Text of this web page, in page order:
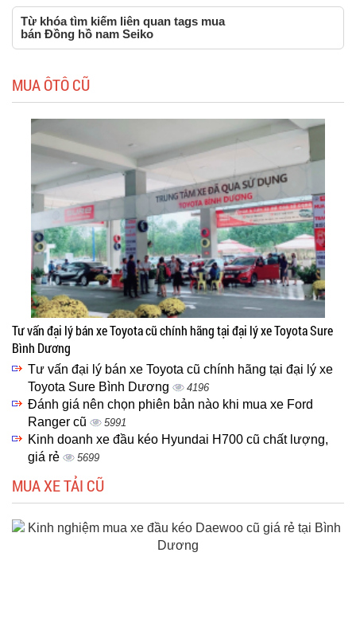
Từ khóa tìm kiếm liên quan tags mua
bán Đồng hồ nam Seiko
MUA ÔTÔ CŨ
Tư vấn đại lý bán xe Toyota cũ chính hãng tại đại lý xe Toyota Sure
Bình Dương
Tư vấn đại lý bán xe Toyota cũ chính hãng tại đại lý xe
Toyota Sure Bình Dương
4196
Đánh giá nên chọn phiên bản nào khi mua xe Ford
Ranger cũ
5991
Kinh doanh xe đầu kéo Hyundai H700 cũ chất lượng,
giá rẻ
5699
MUA XE TẢI CŨ